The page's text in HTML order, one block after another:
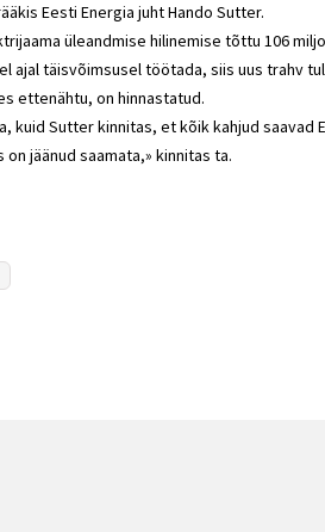
Eesti Energia juht Hando Sutter.
üleandmise hilinemise tõttu 106
ajal täisvõimsusel töötada, siis uus trahv
ettenähtu, on hinnastatud.
kuid Sutter kinnitas, et kõik kahjud saavad
jäänud saamata,» kinnitas ta.